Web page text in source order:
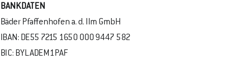
BANKDATEN
Bäder Pfaffenhofen a. d. Ilm GmbH
IBAN: DE55 7215 1650 000 9447 582
BIC: BYLADEM1PAF